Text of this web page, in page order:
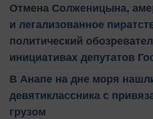
Отмена Солженицына,
и легализованное
политический
инициативах депутатов
В Анапе на дне моря
девятиклассника с
грузом